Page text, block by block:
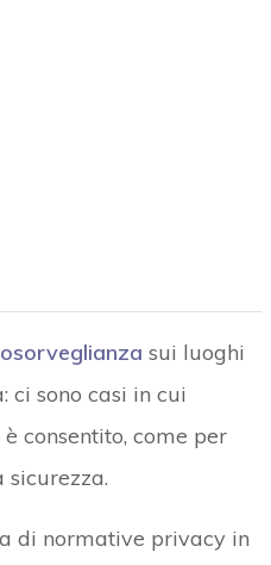
sui luoghi
ci sono casi in cui
consentito, come per
di normative privacy in